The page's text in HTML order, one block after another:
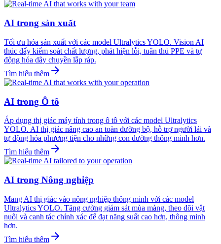
AI trong sản xuất
Tối ưu hóa sản xuất với các model Ultralytics YOLO. Vision AI
thúc đẩy kiểm soát chất lượng, phát hiện lỗi, tuân thủ PPE và tự
động hóa dây chuyền lắp ráp.
Tìm hiểu thêm
AI trong Ô tô
Áp dụng thị giác máy tính trong ô tô với các model Ultralytics
YOLO. AI thị giác nâng cao an toàn đường bộ, hỗ trợ người lái và
tự động hóa phương tiện cho những con đường thông minh hơn.
Tìm hiểu thêm
AI trong Nông nghiệp
Mang AI thị giác vào nông nghiệp thông minh với các model
Ultralytics YOLO. Tăng cường giám sát mùa màng, theo dõi vật
nuôi và canh tác chính xác để đạt năng suất cao hơn, thông minh
hơn.
Tìm hiểu thêm